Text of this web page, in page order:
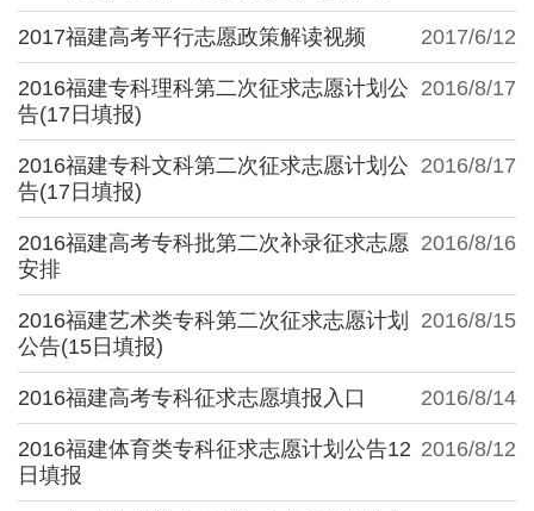
2017/6/12
2017福建高考平行志愿政策解读视频
2016/8/17
2016福建专科理科第二次征求志愿计划公
告(17日填报)
2016/8/17
2016福建专科文科第二次征求志愿计划公
告(17日填报)
2016/8/16
2016福建高考专科批第二次补录征求志愿
安排
2016/8/15
2016福建艺术类专科第二次征求志愿计划
公告(15日填报)
2016/8/14
2016福建高考专科征求志愿填报入口
2016/8/12
2016福建体育类专科征求志愿计划公告12
日填报